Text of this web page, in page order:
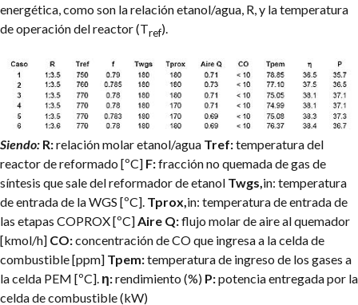
energética, como son la relación etanol/agua, R, y la temperatura
de operación del reactor (Tref).
Siendo: R:relación molar etanol/agua Tref:temperatura del
reactor de reformado [ºC] F:fracción no quemada de gas de
síntesis que sale del reformador de etanol Twgs, in: temperatura
de entrada de la WGS [ºC]. Tprox, in: temperatura de entrada de
las etapas COPROX [ºC] Aire Q:flujo molar de aire al quemador
[kmol/h] CO:concentración de CO que ingresa a la celda de
combustible [ppm] Tpem:temperatura de ingreso de los gases a
la celda PEM [ºC]. η:rendimiento (%) P:potencia entregada por la
celda de combustible (kW)